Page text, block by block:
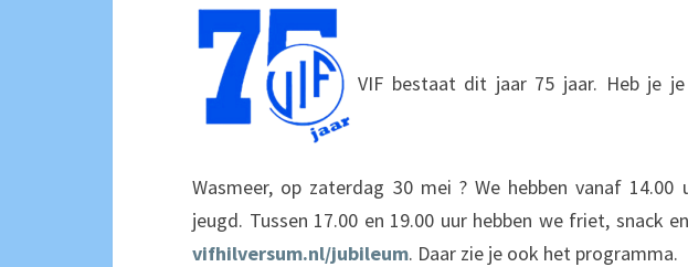
VIF bestaat dit jaar 75 jaar. Heb je
Wasmeer, op zaterdag 30 mei ? We hebben vanaf
jeugd. Tussen 17.00 en 19.00 uur hebben we friet, snack
vifhilversum.nl/jubileum. Daar zie je ook het programma.